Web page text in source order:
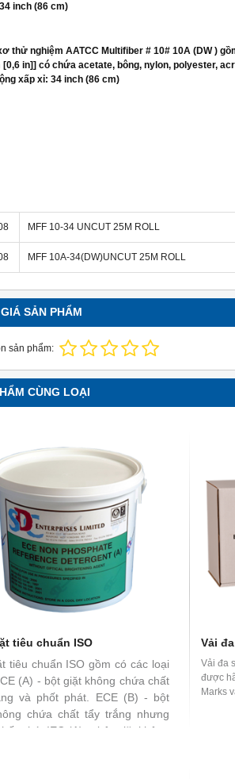
inch (86 cm)
thử nghiệm AATCC Multifiber # 10# 10A (DW )
[0,6 in]] có chứa acetate, bông, nylon, polyester,
xấp xỉ: 34 inch (86 cm)
MFF 10-34 UNCUT 25M ROLL
MFF 10A-34(DW)UNCUT 25M ROLL
SẢN PHẨM
sản phẩm:
CÙNG LOẠI
tiêu chuẩn ISO
tiêu chuẩn ISO gồm có các loại
(A) - bột giặt không chứa chất
và phốt phát. ECE (B) - bột
chứa chất tẩy trắng nhưng
phát IEC (A), - bột giặt không
Vải
Vải đa
được
Marks